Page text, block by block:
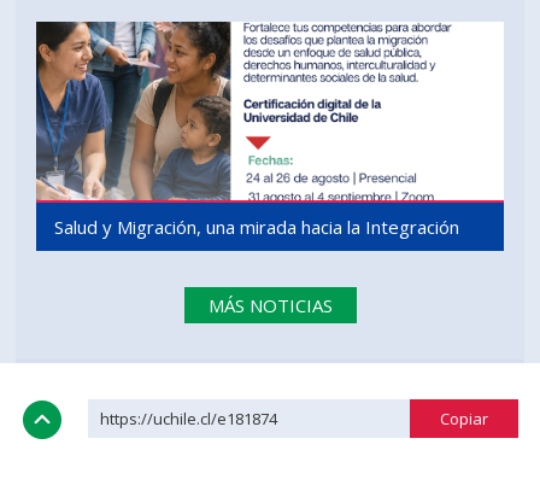
Salud y Migración, una mirada hacia la Integración
MÁS NOTICIAS
https://uchile.cl/e181874